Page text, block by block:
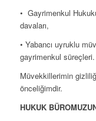
• Gayrimenkul
davaları,
• Yabancı uyruklu
gayrimenkul süreçleri.
Müvekkillerimin
önceliğimdir.
HUKUK